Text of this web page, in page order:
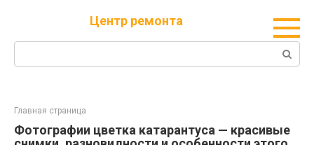
Центр ремонта
Поиск:
Главная страница
Фотографии цветка катарантуса — красивые